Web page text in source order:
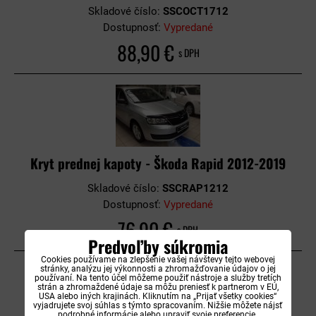
Skladové číslo: SSCOCT1712
Dostupnosť: Vypredané
88,90 € s DPH
Kryt prednej kapoty - Škoda Rapid 2012-2019
Skladové číslo: SSCRAP1212
Dostupnosť: Vypredané
76,90 €s DPH
Predvoľby súkromia
Cookies používame na zlepšenie vašej návštevy tejto webovej
stránky, analýzu jej výkonnosti a zhromažďovanie údajov o jej
používaní. Na tento účel môžeme použiť nástroje a služby tretích
strán a zhromaždené údaje sa môžu preniesť k partnerom v EÚ,
USA alebo iných krajinách. Kliknutím na „Prijať všetky cookies“
vyjadrujete svoj súhlas s týmto spracovaním. Nižšie môžete nájsť